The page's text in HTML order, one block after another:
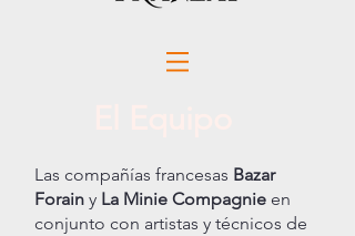
Las compañías francesas Bazar
Forain y La Minie Compagnie en
conjunto con artistas y técnicos de